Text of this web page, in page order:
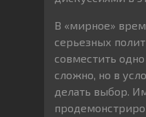
В «мирное»
серьезных
совместить
сложно, но в
делать выбор.